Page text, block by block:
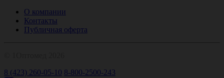
О компании
Контакты
Публичная оферта
8 (423) 260-05-10 8-800-2500-243